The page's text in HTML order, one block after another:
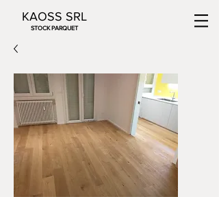
KAOSS SRL
STOCK PARQUET